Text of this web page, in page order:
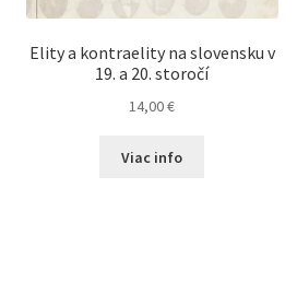
Elity a kontraelity na slovensku v
19. a 20. storočí
14,00€
Viac info